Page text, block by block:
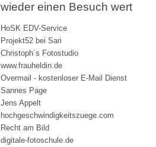
wieder einen Besuch wert
HoSK EDV-Service
Projekt52 bei Sari
Christoph´s Fotostudio
www.frauheldin.de
Overmail - kostenloser E-Mail Dienst
Sannes Page
Jens Appelt
hochgeschwindigkeitszuege.com
Recht am Bild
digitale-fotoschule.de